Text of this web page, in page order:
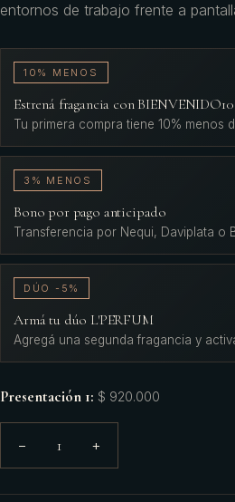
entornos de trabajo frente a
10% MENOS
Estrená fragancia con BIENVENIDO10
Tu primera compra tiene 10% menos
3% MENOS
Bono por pago anticipado
Transferencia por Nequi, Daviplata o
DÚO -5%
Armá tu dúo L'PERFUM
Agregá una segunda fragancia y
Presentación 1: $ 920.000
− 1 +